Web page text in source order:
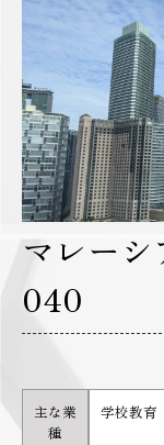
マレー
040
主な業
種
学校教育